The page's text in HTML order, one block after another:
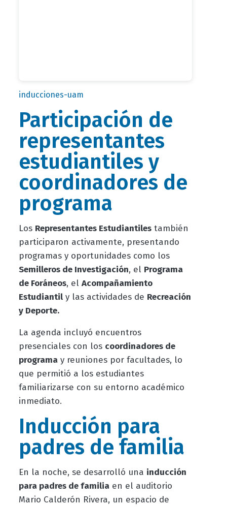
inducciones-uam
Participación de
representantes
estudiantiles y
coordinadores de
programa
Los Representantes Estudiantilestambién
participaron activamente, presentando
programas y oportunidades como los
Semilleros de Investigación, el Programa
de Foráneos, el Acompañamiento
Estudiantily las actividades de Recreación
y Deporte.
La agenda incluyó encuentros
presenciales con los coordinadores de
programay reuniones por facultades, lo
que permitió a los estudiantes
familiarizarse con su entorno académico
inmediato.
Inducción para
padres de familia
En la noche, se desarrolló una inducción
para padres de familiaen el auditorio
Mario Calderón Rivera, un espacio de